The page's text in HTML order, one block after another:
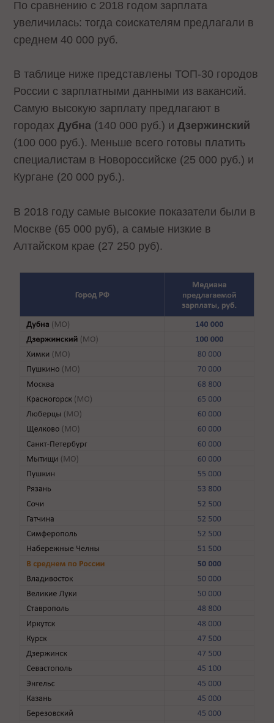
По сравнению с 2018 годом зарплата
увеличилась: тогда соискателям предлагали в
среднем 40 000 руб.
В таблице ниже представлены ТОП-30 городов
России с зарплатными данными из вакансий.
Самую высокую зарплату предлагают в
городахДубна (140 000 руб.) иДзержинский
(100 000 руб.). Меньше всего готовы платить
специалистам в Новороссийске (25 000 руб.) и
Кургане (20 000 руб.).
В 2018 году самые высокие показатели были в
Москве (65 000 руб), а самые низкие в
Алтайском крае (27 250 руб).